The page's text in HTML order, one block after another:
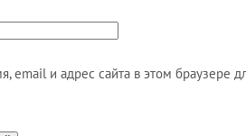
email и адрес сайта в этом браузере